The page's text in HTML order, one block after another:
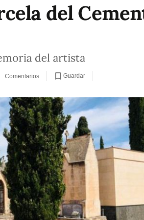
del
del artista
Comentarios Guardar